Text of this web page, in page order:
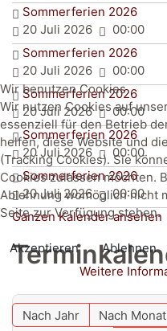
Sommerferien 2026
20 Juli 2026
00:00
Sommerferien 2026
20 Juli 2026
00:00
Sommerferien 2026
20 Juli 2026
00:00
Sommerferien 2026
20 Juli 2026
00:00
Sommerferien 2026
20 Juli 2026
00:00
Ganzen Kalender ansehen
Nach Jahr Nach Monat
Wir benutzen Cookies
Wir nutzen Cookies auf
essenziell für den Betrieb
helfen, diese Website und
(Tracking Cookies). Sie
Cookies zulassen möchten.
Ablehnung womöglich nicht
Seite zur Verfügung stehen.
Akzeptieren
Ablehnen
Weitere